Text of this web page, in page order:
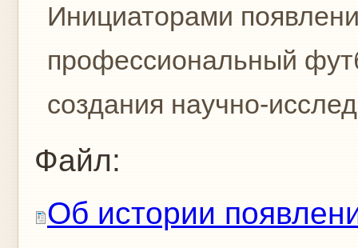
Инициаторами
профессиональный
создания научно-
Файл:
Об истории